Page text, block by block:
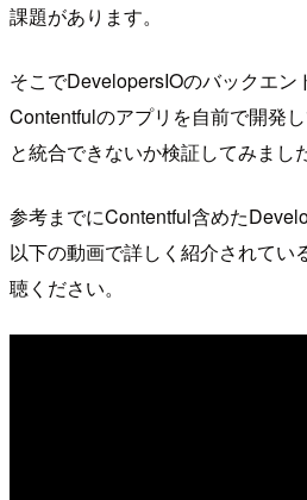
課題があります。
そこでDevelopersIOのバックエン
Contentfulのアプリを自前で開発
と統合できないか検証してみました
参考までにContentful含めた
以下の動画で詳しく紹介されてい
聴ください。